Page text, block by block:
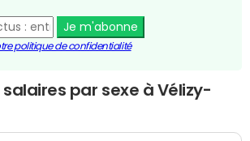
Je m'abonne
politique de confidentialité
salaires par sexe à Vélizy-